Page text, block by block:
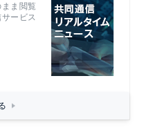
ま閲覧
ービス